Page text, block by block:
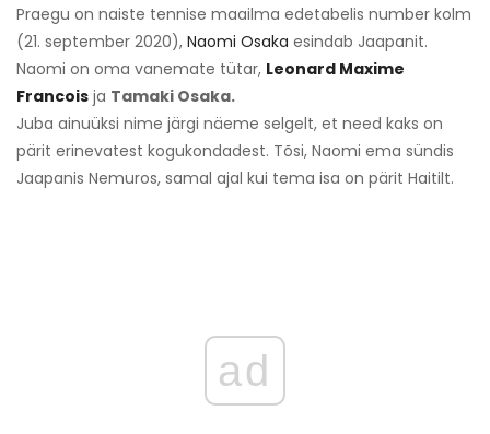
Praegu on naiste tennise maailma edetabelis number kolm
(21. september 2020), Naomi Osaka esindab Jaapanit.
Naomi on oma vanemate tütar, Leonard Maxime
Francois ja Tamaki Osaka.
Juba ainuüksi nime järgi näeme selgelt, et need kaks on
pärit erinevatest kogukondadest. Tõsi, Naomi ema sündis
Jaapanis Nemuros, samal ajal kui tema isa on pärit Haitilt.
ad